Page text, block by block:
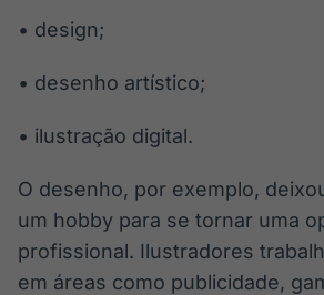
• design;
• desenho artístico;
• ilustração digital.
O desenho, por exemplo,
um hobby para se tornar uma
profissional. Ilustradores
em áreas como publicidade,